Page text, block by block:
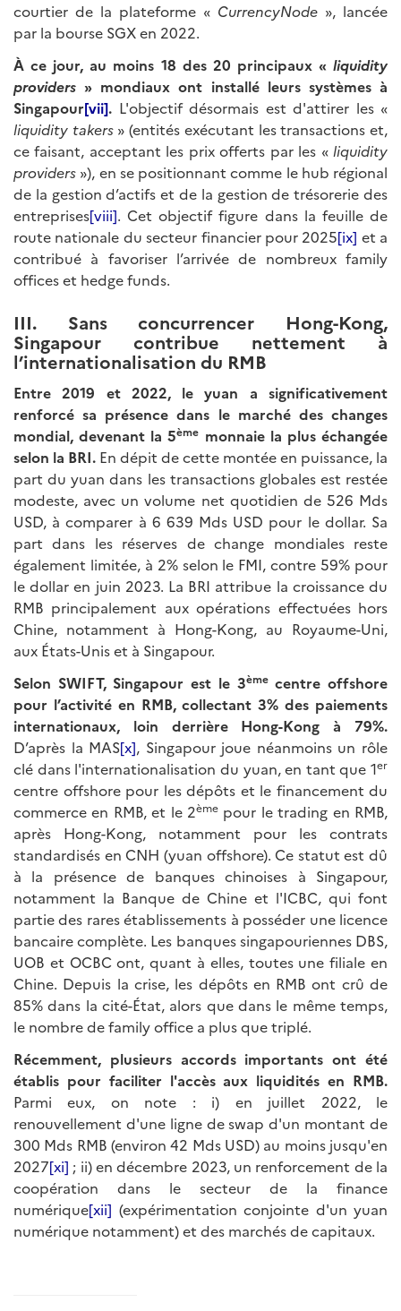
courtier de la plateforme « CurrencyNode », lancée
par la bourse SGX en 2022.
À ce jour, au moins 18 des 20 principaux « liquidity
providers » mondiaux ont installé leurs systèmes à
Singapour[vii]. L'objectif désormais est d'attirer les «
liquidity takers» (entités exécutant les transactions et,
ce faisant, acceptant les prix offerts par les « liquidity
providers »), en se positionnant comme le hub régional
de la gestion d’actifs et de la gestion de trésorerie des
entreprises[viii]. Cet objectif figure dans la feuille de
route nationale du secteur financier pour 2025[ix] et a
contribué à favoriser l’arrivée de nombreux family
offices et hedge funds.
III. Sans concurrencer Hong-Kong,
Singapour contribue nettement à
l’internationalisation du RMB
Entre 2019 et 2022, le yuan a significativement
renforcé sa présence dans le marché des changes
mondial, devenant la 5ème monnaie la plus échangée
selon la BRI. En dépit de cette montée en puissance, la
part du yuan dans les transactions globales est restée
modeste, avec un volume net quotidien de 526 Mds
USD, à comparer à 6 639 Mds USD pour le dollar. Sa
part dans les réserves de change mondiales reste
également limitée, à 2% selon le FMI, contre 59% pour
le dollar en juin 2023. La BRI attribue la croissance du
RMB principalement aux opérations effectuées hors
Chine, notamment à Hong-Kong, au Royaume-Uni,
aux États-Unis et à Singapour.
Selon SWIFT, Singapour est le 3èmecentre offshore
pour l’activité en RMB, collectant 3% des paiements
internationaux, loin derrière Hong-Kong à 79%.
D’après la MAS[x], Singapour joue néanmoins un rôle
clé dans l'internationalisation du yuan, en tant que 1er
centre offshore pour les dépôts et le financement du
commerce en RMB, et le 2ème pour le trading en RMB,
après Hong-Kong, notamment pour les contrats
standardisés en CNH (yuan offshore). Ce statut est dû
à la présence de banques chinoises à Singapour,
notamment la Banque de Chine et l'ICBC, qui font
partie des rares établissements à posséder une licence
bancaire complète. Les banques singapouriennes DBS,
UOB et OCBC ont, quant à elles, toutes une filiale en
Chine. Depuis la crise, les dépôts en RMB ont crû de
85% dans la cité-État, alors que dans le même temps,
le nombre de family office a plus que triplé.
Récemment, plusieurs accords importants ont été
établis pour faciliter l'accès aux liquidités en RMB.
Parmi eux, on note : i) en juillet 2022, le
renouvellement d'une ligne de swap d'un montant de
300 Mds RMB (environ 42 Mds USD) au moins jusqu'en
2027[xi] ; ii) en décembre 2023, un renforcement de la
coopération dans le secteur de la finance
numérique[xii] (expérimentation conjointe d'un yuan
numérique notamment) et des marchés de capitaux.